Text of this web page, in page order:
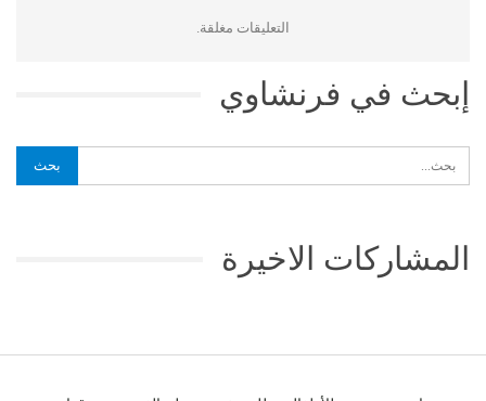
التعليقات مغلقة.
إبحث في فرنشاوي
المشاركات الاخيرة